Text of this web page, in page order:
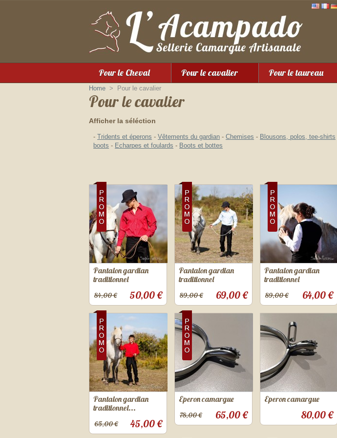
Pour le Cheval Pour le cavalier Pour le taureau
Home > Pour le cavalier
Pour le cavalier
Afficher la séléction
-Tridents et éperons -Vêtements du gardian -Chemises - Blousons, polos, tee-shirts
boots - Echarpes et foulards - Boots et bottes
Pantalon gardian
traditionnel
50,00 €
84,00 €
Pantalon gardian
traditionnel
69,00 €
89,00 €
Pantalon gardian
traditionnel
64,00 €
89,00 €
Pantalon gardian
traditionnel...
45,00 €
65,00 €
Eperon camargue
65,00 €
78,00 €
Eperon camargue
80,00 €